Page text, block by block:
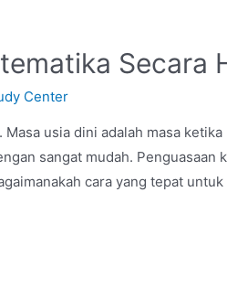
Secara
Center
usia dini adalah masa
sangat mudah. Penguasaan
cara yang tepat